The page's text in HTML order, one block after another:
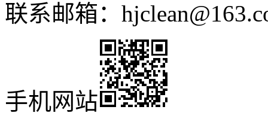
联系邮箱：
手机网站